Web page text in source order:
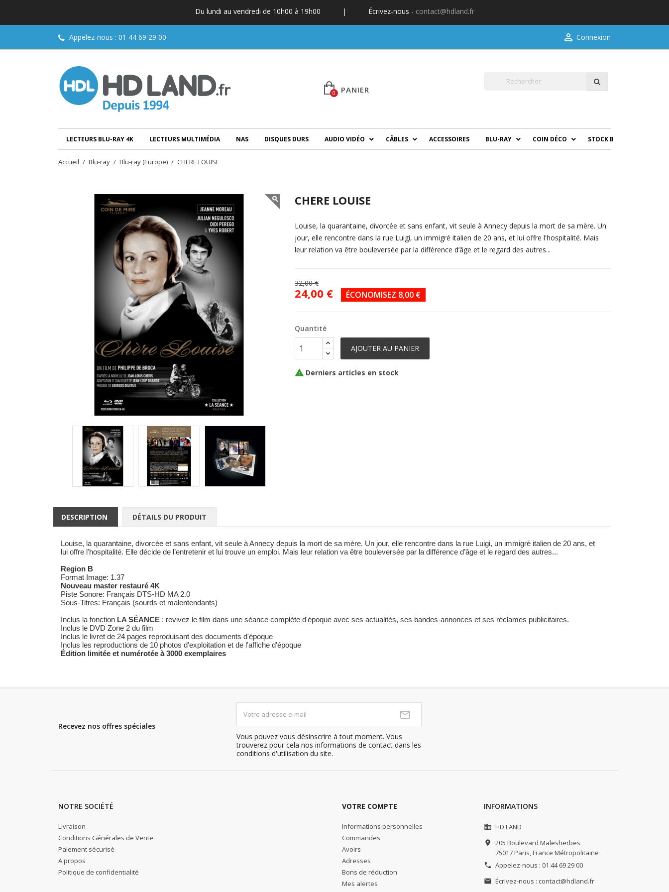
Du lundi au vendredi de 10h00 à 19h00 | Écrivez-nous - contact@hdland.fr
Appelez-nous : 01 44 69 29 00  Connexion
PANIER
0
LECTEURS BLU-RAY 4K LECTEURS MULTIMÉDIA NAS DISQUES DURS AUDIO VIDÉO CÂBLES ACCESSOIRES BLU-RAY COIN DÉCO STOCK B
Accueil Blu-ray Blu-ray (Europe) CHERE LOUISE
CHERE LOUISE
Louise, la quarantaine, divorcée et sans enfant, vit seule à Annecy depuis la mort de sa mère. Un
jour, elle rencontre dans la rue Luigi, un immigré italien de 20 ans, et lui offre l'hospitalité. Mais
leur relation va être bouleversée par la différence d’âge et le regard des autres...
32,00 €
24,00 € ÉCONOMISEZ 8,00 €
Quantité
AJOUTER AU PANIER
 Derniers articles en stock
DESCRIPTION DÉTAILS DU PRODUIT
Louise, la quarantaine, divorcée et sans enfant, vit seule à Annecy depuis la mort de sa mère. Un jour, elle rencontre dans la rue Luigi, un immigré italien de 20 ans, et
lui offre l'hospitalité. Elle décide de l’entretenir et lui trouve un emploi. Mais leur relation va être bouleversée par la différence d’âge et le regard des autres...
Region B
Format Image: 1.37
Nouveau master restauré 4K
Piste Sonore: Français DTS-HD MA 2.0
Sous-Titres: Français (sourds et malentendants)
Inclus la fonction LA SÉANCE : revivez le film dans une séance complète d'époque avec ses actualités, ses bandes-annonces et ses réclames publicitaires.
Inclus le DVD Zone 2 du film
Inclus le livret de 24 pages reproduisant des documents d'époque
Inclus les reproductions de 10 photos d'exploitation et de l'affiche d'époque
Édition limitée et numérotée à 3000 exemplaires
Recevez nos offres spéciales
Vous pouvez vous désinscrire à tout moment. Vous
trouverez pour cela nos informations de contact dans les
conditions d'utilisation du site.
NOTRE SOCIÉTÉ
Livraison
Conditions Générales de Vente
Paiement sécurisé
A propos
Politique de confidentialité
VOTRE COMPTE
Informations personnelles
Commandes
Avoirs
Adresses
Bons de réduction
Mes alertes
INFORMATIONS
 HD LAND

205 Boulevard Malesherbes
75017 Paris,France Métropolitaine
 Appelez-nous : 01 44 69 29 00
 Écrivez-nous : contact@hdland.fr